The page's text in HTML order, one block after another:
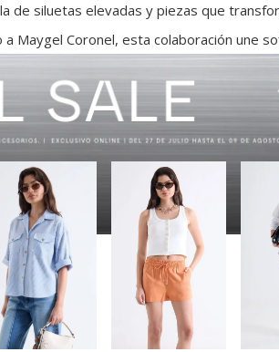
de siluetas elevadas y piezas que
a Maygel Coronel, esta colaboración une